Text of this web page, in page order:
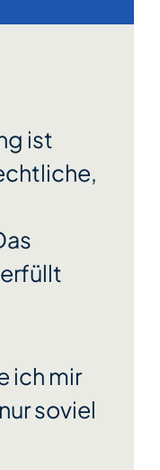
ist
ich mir
soviel